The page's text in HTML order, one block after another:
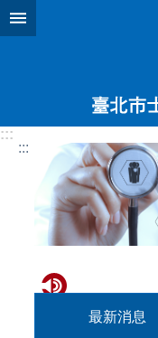
跳到主要內容區塊
:::
:::
最新消息